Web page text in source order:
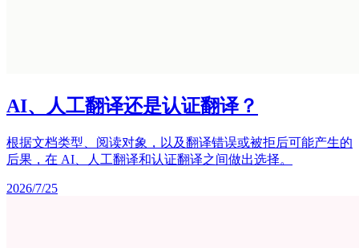
AI、人工翻译还是认证翻译？
根据文档类型、阅读对象，以及翻译错误或被拒后可能产生的
后果，在 AI、人工翻译和认证翻译之间做出选择。
2026/7/25